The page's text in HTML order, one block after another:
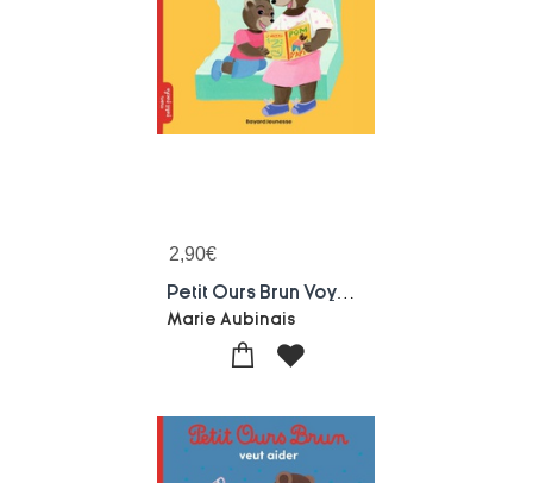
2,90€
Marie Aubinais